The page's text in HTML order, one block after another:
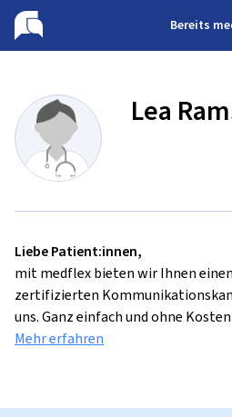
Bereits
Lea
Liebe Patient:innen,
mit medflex bieten wir Ihnen
zertifizierten
uns. Ganz einfach und ohne
Mehr erfahren